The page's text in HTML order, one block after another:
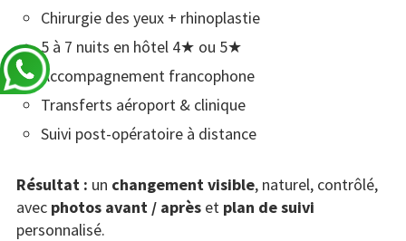
Chirurgie des yeux + rhinoplastie
5 à 7 nuits en hôtel 4★ ou 5★
Accompagnement francophone
Transferts aéroport & clinique
Suivi post-opératoire à distance
Résultat : un changement visible, naturel, contrôlé,
avec photos avant / aprèset plan de suivi
personnalisé.